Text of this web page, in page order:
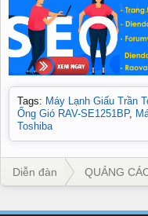
Tags: Máy Lạnh Giấu Trần
Ống Gió RAV-SE1251BP,
Toshiba
Diễn đàn QUẢNG